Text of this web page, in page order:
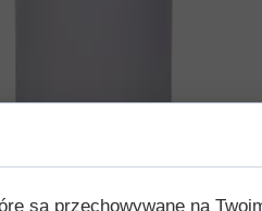
są przechowywane na